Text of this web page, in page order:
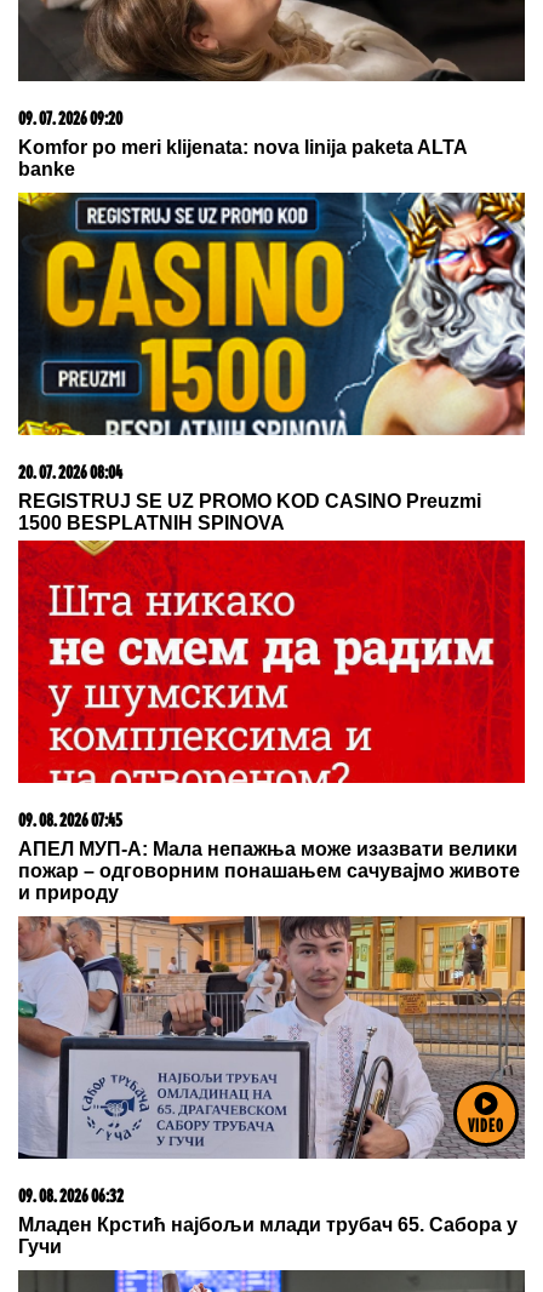
VIDEO
09. 08. 2026 07:48
Лига конференција
23. 07. 2026 12:47
Zašto sve više ljudi bira večeru koja se spontano
07. 08. 2026 09:14
Сазнања „Политике”: Црна Гора следећа у војном
савезу Загреба, Тиране и Приштине
09. 07. 2026 09:20
Komfor po meri klijenata: nova linija paketa ALTA
banke